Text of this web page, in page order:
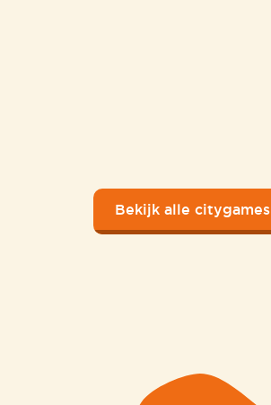
Bekijk alle citygames